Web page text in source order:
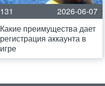
131
2026-06-07
Какие преимущества дает
регистрация аккаунта в
игре